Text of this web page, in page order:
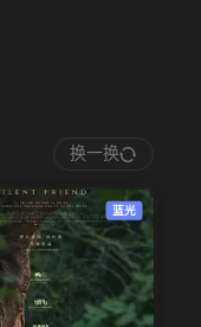
换一换
蓝光